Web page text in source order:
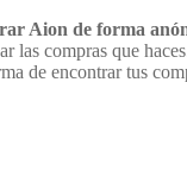
Aion de forma
las compras que
de encontrar tus